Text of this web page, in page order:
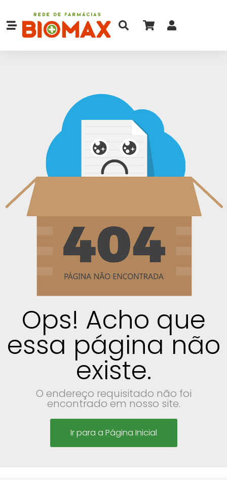
Ops! Acho que
essa página não
existe.
O endereço requisitado não foi
encontrado em nosso site.
Ir para a Página Inicial